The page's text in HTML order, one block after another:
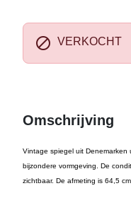
 VERKOCHT
Omschrijving
Vintage spiegel uit
bijzondere vormgeving. De
zichtbaar. De afmeting is 64,5